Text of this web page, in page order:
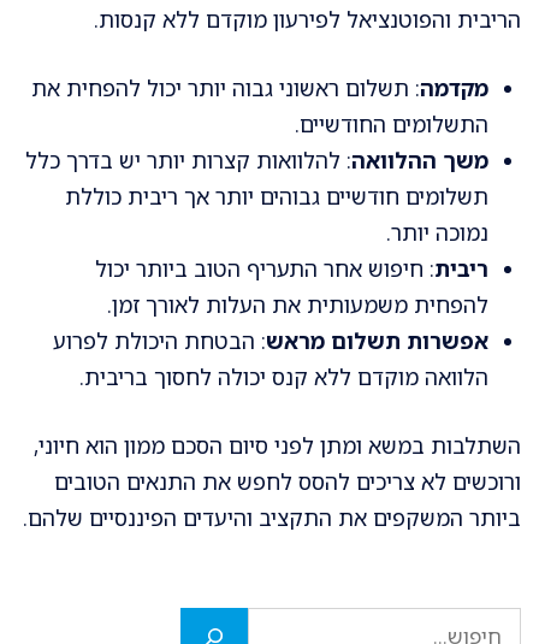
הריבית והפוטנציאל לפירעון מוקדם ללא קנסות.
מקדמה: תשלום ראשוני גבוה יותר יכול להפחית את
התשלומים החודשיים.
משך ההלוואה: להלוואות קצרות יותר יש בדרך כלל
תשלומים חודשיים גבוהים יותר אך ריבית כוללת
נמוכה יותר.
ריבית: חיפוש אחר התעריף הטוב ביותר יכול
להפחית משמעותית את העלות לאורך זמן.
אפשרות תשלום מראש: הבטחת היכולת לפרוע
הלוואה מוקדם ללא קנס יכולה לחסוך בריבית.
השתלבות במשא ומתן לפני סיום הסכם ממון הוא חיוני,
ורוכשים לא צריכים להסס לחפש את התנאים הטובים
ביותר המשקפים את התקציב והיעדים הפיננסיים שלהם.
חיפוש